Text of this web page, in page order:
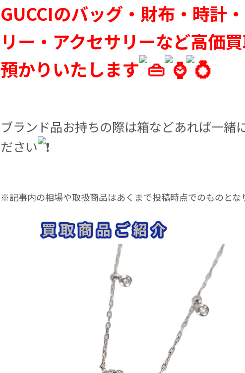
GUCCIのバッグ・財布・時計
リー・アクセサリーなど高価
預かりいたします
ブランド品お持ちの際は箱などあれば一緒
ださい
※記事内の相場や取扱商品はあくまで投稿時点でのものとな